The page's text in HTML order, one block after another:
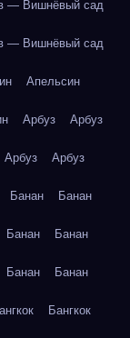
— Вишнёвый сад
— Вишнёвый сад
Апельсин
Арбуз Арбуз
Арбуз Арбуз
Банан Банан
Банан Банан
Банан Банан
Бангкок